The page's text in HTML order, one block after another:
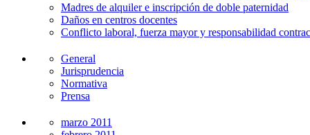
Madres de alquiler e inscripción de doble paternidad
Daños en centros docentes
Conflicto laboral, fuerza mayor y responsabilidad
General
Jurisprudencia
Normativa
Prensa
marzo 2011